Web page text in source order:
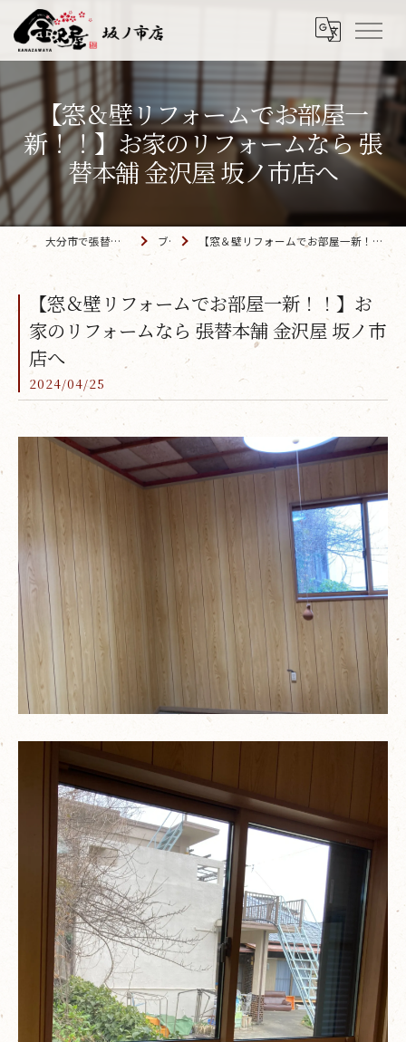
【窓＆壁リフォームでお部屋一
新！！】お家のリフォームなら 張
替本舗 金沢屋 坂ノ市店へ
大分市で張替えなら「金沢屋 坂ノ市店」 ブログ 【窓＆壁リフォームでお部屋一新！！】お家のリフォームなら 張替本舗 金沢屋 坂ノ市店へ
【窓＆壁リフォームでお部屋一新！！】お
家のリフォームなら 張替本舗 金沢屋 坂ノ市
店へ
2024/04/25